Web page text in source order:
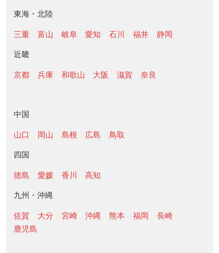
東海・北陸
三重 富山 岐阜 愛知 石川 福井 静岡
近畿
京都 兵庫 和歌山 大阪 滋賀 奈良
中国
山口 岡山 島根 広島 鳥取
四国
徳島 愛媛 香川 高知
九州・沖縄
佐賀 大分 宮崎 沖縄 熊本 福岡
長崎
鹿児島